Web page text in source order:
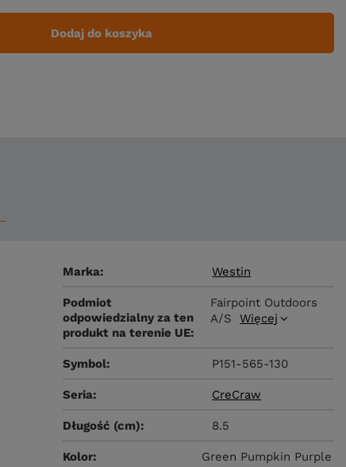
Dodaj do koszyka
Marka Westin
Podmiot
odpowiedzialny za ten
produkt na terenie UE
Fairpoint Outdoors
A/S
Więcej
Symbol P151-565-130
Seria CreCraw
Długość (cm) 8.5
Kolor Green Pumpkin Purple